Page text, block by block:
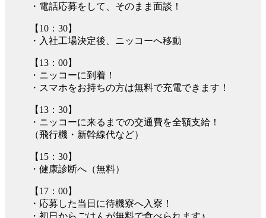
・電話応募をして、そのまま面談！
【10：30】
・入社工場決定後、ニッコーへ移動
【13：00】
・ニッコーに到着！
・スマホをお持ちの方は無料で充電できます！
【13：30】
・ニッコーに来るまでの交通費を全額支給！
（飛行機・新幹線代など）
【15：30】
・健康診断へ（無料）
【17：00】
・応募した当日に待機寮へ入寮！
・初日からごはんが無料で食べられます♪